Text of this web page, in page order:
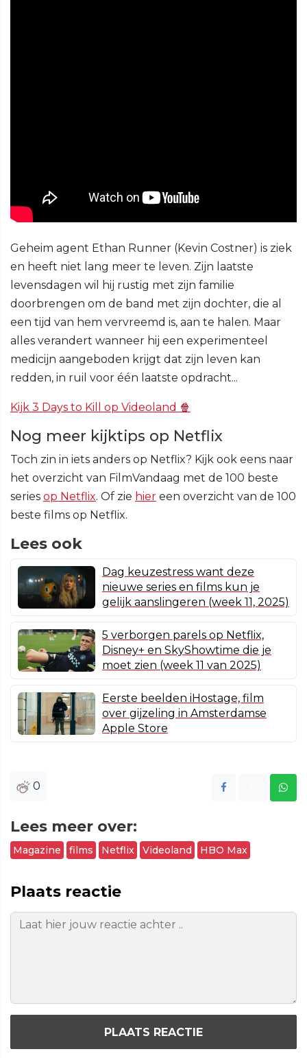
Geheim agent Ethan Runner (Kevin Costner) is ziek
en heeft niet lang meer te leven. Zijn laatste
levensdagen wil hij rustig met zijn familie
doorbrengen om de band met zijn dochter, die al
een tijd van hem vervreemd is, aan te halen. Maar
alles verandert wanneer hij een experimenteel
medicijn aangeboden krijgt dat zijn leven kan
redden, in ruil voor één laatste opdracht...
Kijk 3 Days to Kill op Videoland 🍿
Nog meer kijktips op Netflix
Toch zin in iets anders op Netflix? Kijk ook eens naar
het overzicht van FilmVandaag met de 100 beste
series op Netflix. Of zie hier een overzicht van de 100
beste films op Netflix.
Lees ook
Dag keuzestress want deze
nieuwe series en films kun je
gelijk aanslingeren (week 11, 2025)
5 verborgen parels op Netflix,
Disney+ en SkyShowtime die je
moet zien (week 11 van 2025)
Eerste beelden iHostage, film
over gijzeling in Amsterdamse
Apple Store
0
Lees meer over:
Magazine films Netflix Videoland HBO Max
Plaats reactie
PLAATS REACTIE